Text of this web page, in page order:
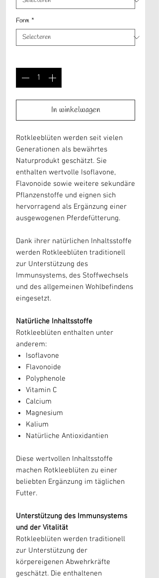
Form *
In winkelwagen
Rotkleeblüten werden seit vielen
Generationen als bewährtes
Naturprodukt geschätzt. Sie
enthalten wertvolle Isoflavone,
Flavonoide sowie weitere sekundäre
Pflanzenstoffe und eignen sich
hervorragend als Ergänzung einer
ausgewogenen Pferdefütterung.
Dank ihrer natürlichen Inhaltsstoffe
werden Rotkleeblüten traditionell
zur Unterstützung des
Immunsystems, des Stoffwechsels
und des allgemeinen Wohlbefindens
eingesetzt.
Natürliche Inhaltsstoffe
Rotkleeblüten enthalten unter
anderem:
Isoflavone
Flavonoide
Polyphenole
Vitamin C
Calcium
Magnesium
Kalium
Natürliche Antioxidantien
Diese wertvollen Inhaltsstoffe
machen Rotkleeblüten zu einer
beliebten Ergänzung im täglichen
Futter.
Unterstützung des Immunsystems
und der Vitalität
Rotkleeblüten werden traditionell
zur Unterstützung der
körpereigenen Abwehrkräfte
geschätzt. Die enthaltenen